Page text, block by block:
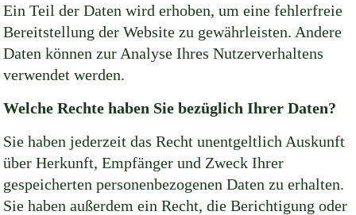
Ein Teil der Daten wird erhoben, um eine fehlerfreie
Bereitstellung der Website zu gewährleisten. Andere
Daten können zur Analyse Ihres Nutzerverhaltens
verwendet werden.
Welche Rechte haben Sie bezüglich Ihrer Daten?
Sie haben jederzeit das Recht unentgeltlich Auskunft
über Herkunft, Empfänger und Zweck Ihrer
gespeicherten personenbezogenen Daten zu erhalten.
Sie haben außerdem ein Recht, die Berichtigung oder